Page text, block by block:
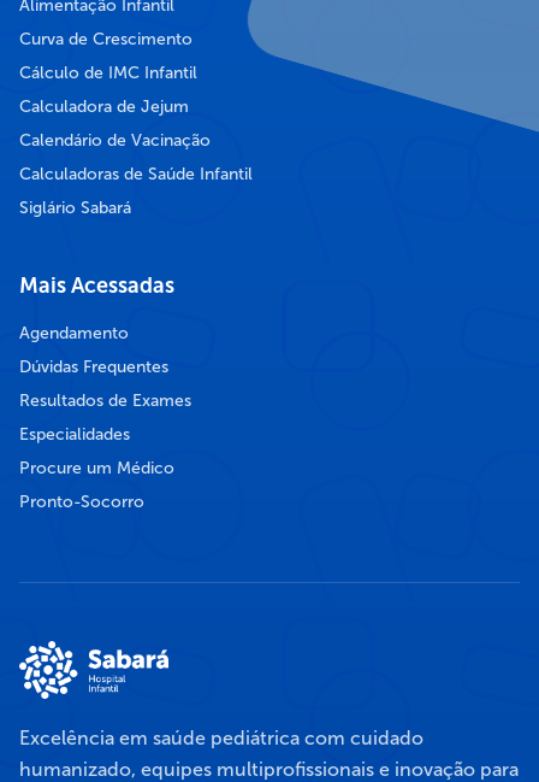
Alimentação Infantil
Curva de Crescimento
Cálculo de IMC Infantil
Calculadora de Jejum
Calendário de Vacinação
Calculadoras de Saúde Infantil
Siglário Sabará
Mais Acessadas
Agendamento
Dúvidas Frequentes
Resultados de Exames
Especialidades
Procure um Médico
Pronto-Socorro
Excelência em saúde pediátrica com cuidado
humanizado, equipes multiprofissionais e inovação para